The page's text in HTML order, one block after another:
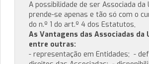
A possibilidade de ser Associada da
prende-se apenas e tão só com o
do n.º 1 do art.º 4 dos Estatutos,
As Vantagens das Associadas da
entre outras:
- representação em Entidades; -